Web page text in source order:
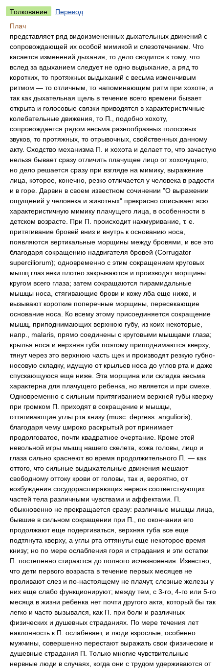
Толкование
Перевод
Плач
представляет ряд видоизмененных дыхательных движений с
сопровождающей их особой мимикой и слезотечением. Что
касается изменений дыхания, то дело сводится к тому, что
вслед за вдыханием следует не одно выдыхание, а ряд то
коротких, то протяжных выдыханий с весьма изменчивым
ритмом — то отличным, то напоминающим ритм при хохоте; и
так как дыхательная щель в течение всего времени бывает
открыта и голосовые связки приводятся в характеристичные
колебательные движения, то П., подобно хохоту,
сопровождается рядом весьма разнообразных голосовых
звуков, то протяжных, то отрывочных, свойственных данному
акту. Сходство механизма П. и хохота и делает то, что зачастую
нельзя бывает сразу отличить плачущее лицо от хохочущего,
но дело решается сразу при взгляде на мимику, выражение
лица, которое, конечно, резко отличается у человека в радости
и в горе. Дарвин в своем известном сочинении "О выражении
ощущений у человека и животных" прекрасно описывает всю
характеристичную мимику плачущего лица, в особенности в
детском возрасте. При П. происходит нахмуривание, т. е.
притягивание бровей вниз и внутрь к основанию носа,
появляются вертикальные морщины между бровями, и все это
благодаря сокращению надвигателя бровей (Corrugator
superciliorum); одновременно с этим сокращением круговых
мышц глаз веки плотно закрываются и производят морщины
кругом всего глаза; затем сокращаются пирамидальные
мышцы носа, стягивающие брови и кожу лба еще ниже, и
вызывают короткие поперечные морщины, пересекающие
основание носа. Ко всему этому присоединяется сокращение
мышц, приподнимающих верхнюю губу, из коих некоторые,
напр., malaris, прямо соединены с круговыми мышцами глаза;
крылья носа и верхняя губа поэтому приподнимаются кверху,
тянут через это верхнюю часть щек и производят резкую губно-
носовую складку, идущую от крыльев носа до углов рта и даже
спускающуюся еще ниже. Эта морщина или складка весьма
характерна для плачущего ребенка, но является и при смехе.
Одновременно с сильным притягиванием верхней губы кверху
при громком П. приходят в сокращение и мышцы,
оттягивающие углы рта книзу (musc. depress. angulioris),
благодаря чему широко раскрытый рот принимает
продолговатое, почти квадратное очертание. Кроме этой
невольной игры мышц нашего скелета, кожа головы, лицо и
глаза сильно краснеют во время продолжительного П. — как
оттого, что сильные выдыхательные движения мешают
свободному оттоку крови от головы, так и, вероятно, от
возбуждения сосудорасширяющих нервов соответствующих
частей тела различными чувствами и аффектами. П.
обыкновенно не прекращается сразу: различные мышцы лица,
бывшие в сильном сокращении при П., по окончании его
продолжают еще подергиваться, верхняя губа все еще
подтянута кверху, а углы рта оттянуты еще некоторое время
книзу; но по мере ослабления горя и страдания и эти остатки
П. постепенно стираются до полного исчезновения. Известно,
что дети первого возраста в течение первых месяцев не
проливают слез и по-настоящему не плачут, слезные железы у
них еще слабо функционируют; между тем, с 3-го, 4-го или 5-го
месяца в жизни ребенка нет почти другого акта, который бы так
легко и часто вызывался, как П. при боли и различных
физических и душевных страданиях. По мере течения лет
наклонность к П. ослабевает, и люди взрослые, особенно
мужчины, совершенно перестают выражать свои физические и
душевные страдания П. Только многие чувствительные
нервные люди в случаях, когда они с трудом удерживаются от